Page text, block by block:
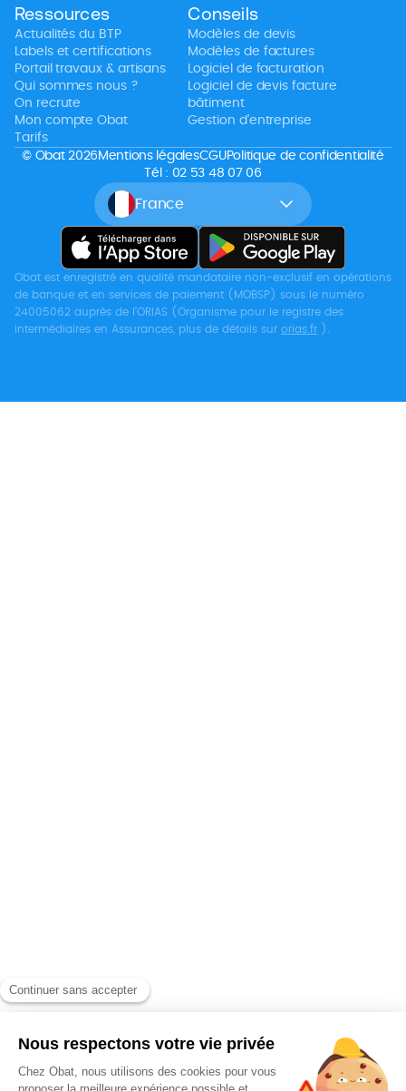
Ressources
Actualités du BTP
Labels et certifications
Portail travaux & artisans
Qui sommes nous ?
On recrute
Mon compte Obat
Tarifs
Conseils
Modèles de devis
Modèles de factures
Logiciel de facturation
Logiciel de devis facture
bâtiment
Gestion d’entreprise
France
© Obat 2026 Mentions légalesCGUPolitique de confidentialité
Tél : 02 53 48 07 06
Obat est enregistré en qualité mandataire non-exclusif en opérations
de banque et en services de paiement (MOBSP) sous le numéro
24005062 auprès de l’ORIAS (Organisme pour le registre des
intermédiaires en Assurances, plus de détails sur orias.fr ).